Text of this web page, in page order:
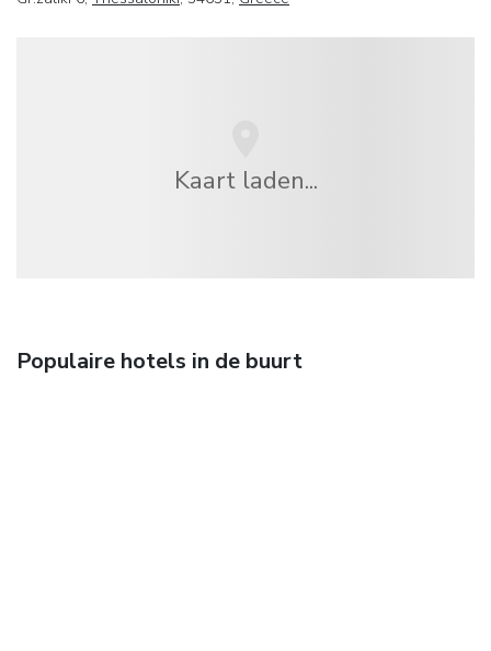
Kaart laden...
Populaire hotels in de buurt